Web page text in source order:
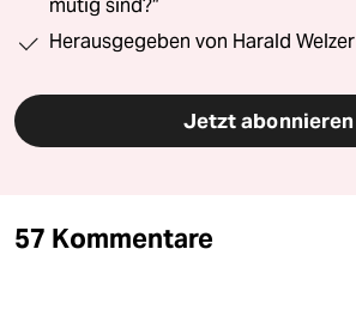
mutig sind?“
Herausgegeben von Harald Welzer
Jetzt abonnieren
57 Kommentare